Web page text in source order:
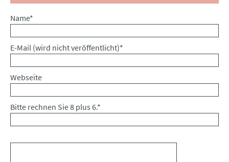
Pflichtfeld
Name*
Pflichtfeld
E-Mail (wird nicht veröffentlicht)*
Webseite
Bitte rechnen Sie 8 plus 6.*